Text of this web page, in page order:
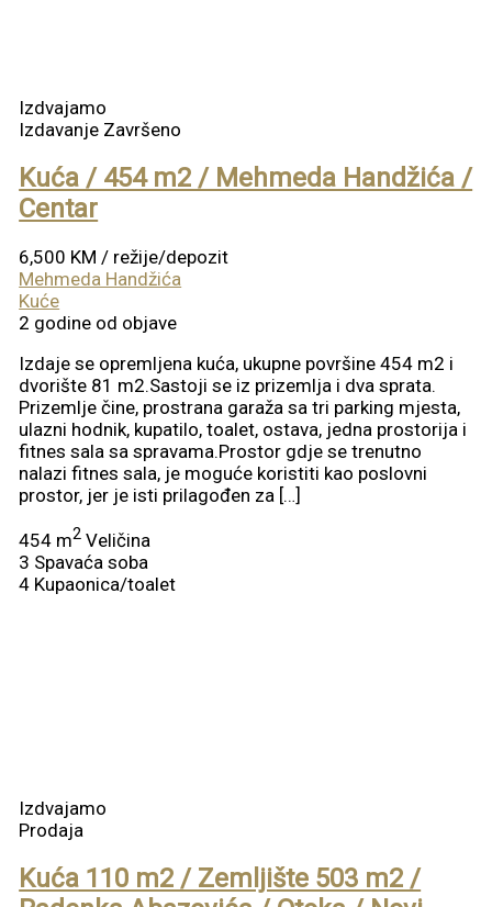
Izdvajamo
Izdavanje Završeno
Kuća / 454 m2 / Mehmeda Handžića /
Centar
6,500 KM/ režije/depozit
Mehmeda Handžića
Kuće
2 godine od objave
Izdaje se opremljena kuća, ukupne površine 454 m2 i
dvorište 81 m2.Sastoji se iz prizemlja i dva sprata.
Prizemlje čine, prostrana garaža sa tri parking mjesta,
ulazni hodnik, kupatilo, toalet, ostava, jedna prostorija i
fitnes sala sa spravama.Prostor gdje se trenutno
nalazi fitnes sala, je moguće koristiti kao poslovni
prostor, jer je isti prilagođen za […]
454 m2 Veličina
3 Spavaća soba
4 Kupaonica/toalet
Izdvajamo
Prodaja
Kuća 110 m2 / Zemljište 503 m2 /